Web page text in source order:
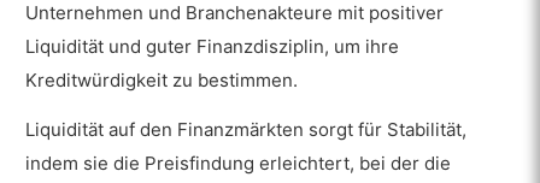
Unternehmen und Branchenakteure mit positiver
Liquidität und guter Finanzdisziplin, um ihre
Kreditwürdigkeit zu bestimmen.
Liquidität auf den Finanzmärkten sorgt für Stabilität,
indem sie die Preisfindung erleichtert, bei der die